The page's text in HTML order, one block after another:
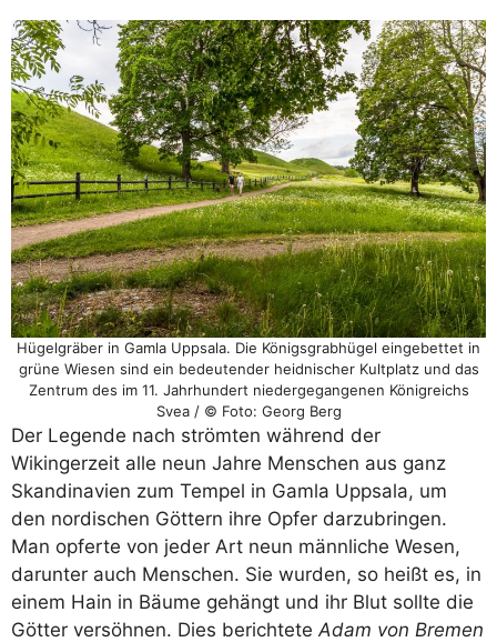
Hügelgräber in Gamla Uppsala. Die Königsgrabhügel eingebettet in
grüne Wiesen sind ein bedeutender heidnischer Kultplatz und das
Zentrum des im 11. Jahrhundert niedergegangenen Königreichs
Svea / © Foto: Georg Berg
Der Legende nach strömten während der
Wikingerzeit alle neun Jahre Menschen aus ganz
Skandinavien zum Tempel in Gamla Uppsala, um
den nordischen Göttern ihre Opfer darzubringen.
Man opferte von jeder Art neun männliche Wesen,
darunter auch Menschen. Sie wurden, so heißt es, in
einem Hain in Bäume gehängt und ihr Blut sollte die
Götter versöhnen. Dies berichtete Adam von Bremen